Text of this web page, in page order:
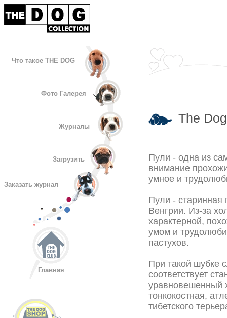
Что такое THE DOG
Фото Галерея
Журналы
Загрузить
Заказать журнал
Главная
The
Пули - одна из
внимание
умное и
Пули - старинная
Венгрии. Из-за
характерной,
умом и
пастухов.
При такой шубке
соответствует
уравновешенный
тонкокостная,
тибетского